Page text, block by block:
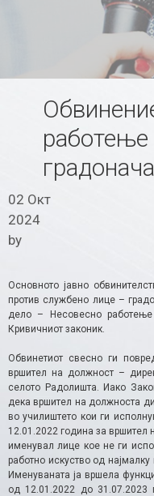
работење
02 Окт
2024
by
Основното јавно
против службено лице –
дело – Несовесно
Кривичниот законик.
Обвинетиот свесно ги
вршител на должност –
селото Радолишта. Иако
дека вршител на должноста
во училиштето кои ги
12.01.2022 година за вршител
именувал лице кое не ги
работно искуство од
Именуваната ја вршела
од 12.01.2022 до 31.07.2023